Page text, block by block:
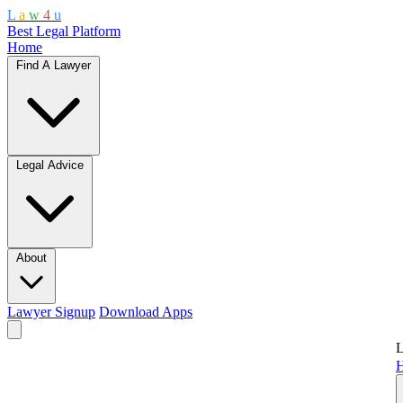
L a w 4 u
Best Legal Platform
Home
Find A Lawyer
Legal Advice
About
Lawyer Signup Download Apps